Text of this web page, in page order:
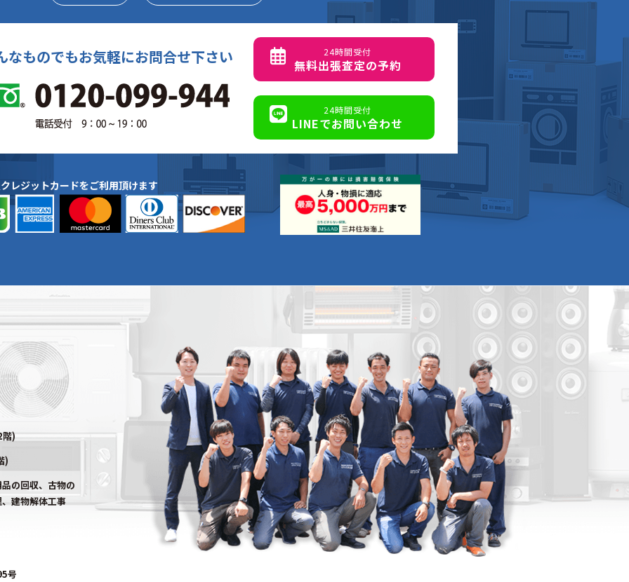
なものでもお気軽にお問合せ下さい 24時間受付
無料出張査定の予約
24時間受付
LINEでお問い合わせ
レジットカードをご利用頂けます
)
)
の回収、古物の
建物解体工事
号